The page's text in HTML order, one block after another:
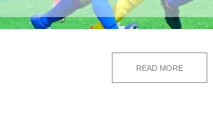
READ MORE